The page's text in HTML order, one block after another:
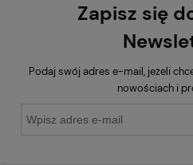
Zapisz się
Podaj swój adres e-mail, jeżeli
nowościach i